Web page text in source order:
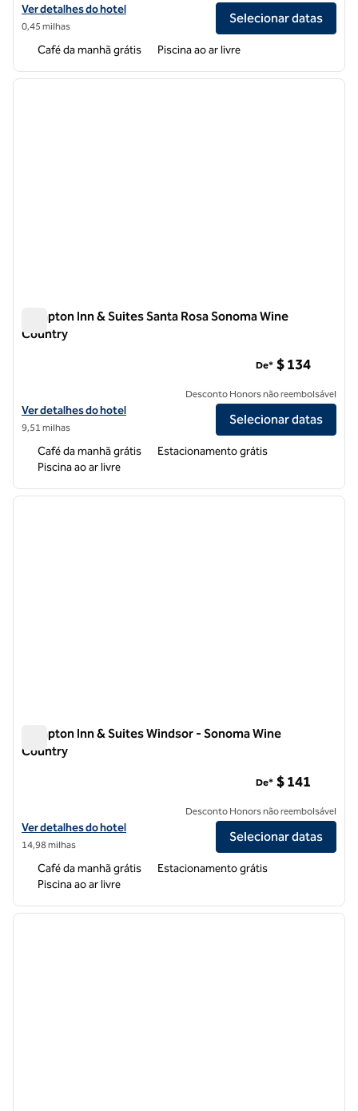
Exibir detalhes do hotel Hampton Inn & Suites Rohnert Park -
Ver detalhes do hotel
0,45 milhas
Selecionar datas
Café da manhã grátis Piscina ao ar livre
1 de 12
Hampton Inn & Suites Santa Rosa Sonoma Wine
Country
Exibir detalhes do hotel Hampton Inn & Suites Santa Rosa Sonoma
Ver detalhes do hotel
9,51 milhas
De* $ 134
Desconto Honors não reembolsável
Selecionar datas
Café da manhã grátis
Estacionamento grátis
Piscina ao ar livre
1 de 12
Hampton Inn & Suites Windsor - Sonoma Wine
Country
Exibir detalhes do hotel Hampton Inn & Suites Windsor - Sonoma
Ver detalhes do hotel
14,98 milhas
De* $ 141
Desconto Honors não reembolsável
Selecionar datas
Café da manhã grátis
Estacionamento grátis
Piscina ao ar livre
1 de 12